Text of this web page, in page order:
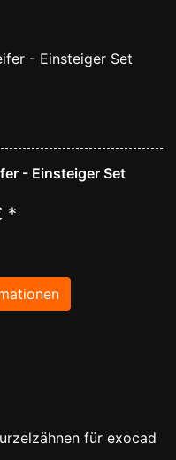
- Einsteiger Set
*